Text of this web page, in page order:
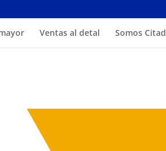
Ventas al detal Somos